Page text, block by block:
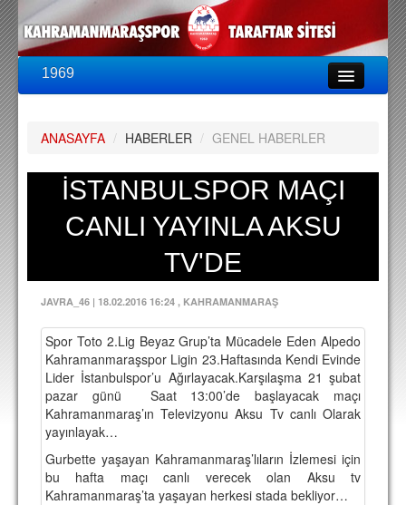
1969
PUAN DURUMU
FİKSTÜR
A TAKIM KADROSU
TEKNİK KADRO
TRANSFERLER
TARAFTAR
BİLETLER
DEPLASMAN
LİSANSLI ÜRÜNLER
ANASAYFA / HABERLER / GENEL HABERLER
İSTANBULSPOR MAÇI
CANLI YAYINLA AKSU
TV'DE
JAVRA_46 | 18.02.2016 16:24 , KAHRAMANMARAŞ
Spor Toto 2.Lig Beyaz Grup’ta Mücadele Eden Alpedo
Kahramanmaraşspor Ligin 23.Haftasında Kendi Evinde
Lider İstanbulspor’u Ağırlayacak.Karşılaşma 21 şubat
pazar günü Saat 13:00’de başlayacak maçı
Kahramanmaraş’ın Televizyonu Aksu Tv canlı Olarak
yayınlayak…
Gurbette yaşayan Kahramanmaraş’lıların İzlemesi için
bu hafta maçı canlı verecek olan Aksu tv
Kahramanmaraş’ta yaşayan herkesi stada bekliyor…